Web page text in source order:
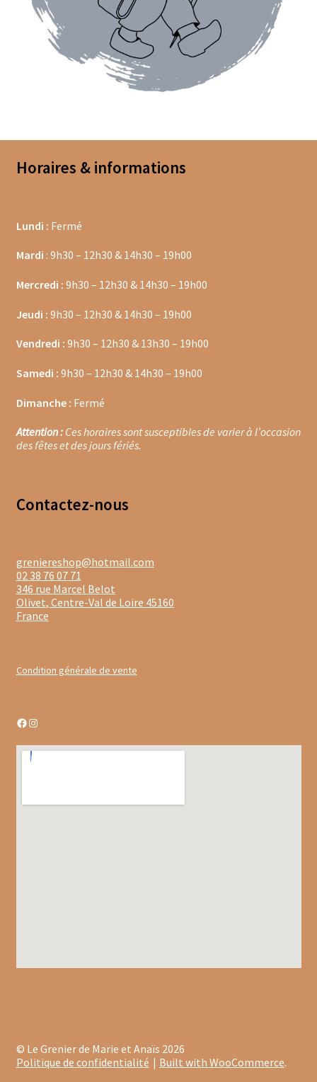
Confiture bios
Confitures au thé
Confitures aux agrumes
Confitures aux fruits rouges
Confitures à offrir
Faïence de Gien
Gamme Olivet
L’école du café
L’école du thé
Les biscuits d’Olivet
Mon compte
Pâtes italiennes et olivetaines
Politique de confidentialité
Promotions du moment
Terrines et rillettes
Cafés corsés
Cafés demi-doux
Horaires & informations
Lundi : Fermé
Mardi : 9h30 – 12h30 & 14h30 – 19h00
Mercredi : 9h30 – 12h30 & 14h30 – 19h00
Jeudi : 9h30 – 12h30 & 14h30 – 19h00
Vendredi : 9h30 – 12h30 & 13h30 – 19h00
Samedi : 9h30 – 12h30 & 14h30 – 19h00
Dimanche : Fermé
Attention :Ces horaires sont susceptibles de varier à l’occasion
des fêtes et des jours fériés.
Contactez-nous
greniereshop@hotmail.com
02 38 76 07 71
346 rue Marcel Belot
Olivet, Centre-Val de Loire 45160
France
Condition générale de vente
Facebook
Instagram
© Le Grenier de Marie et Anaïs 2026
Politique de confidentialité
Built with WooCommerce.